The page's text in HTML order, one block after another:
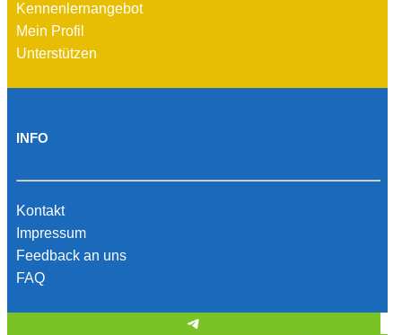
Kennenlernangebot
Mein Profil
Unterstützen
INFO
Kontakt
Impressum
Feedback an uns
FAQ
Telegram